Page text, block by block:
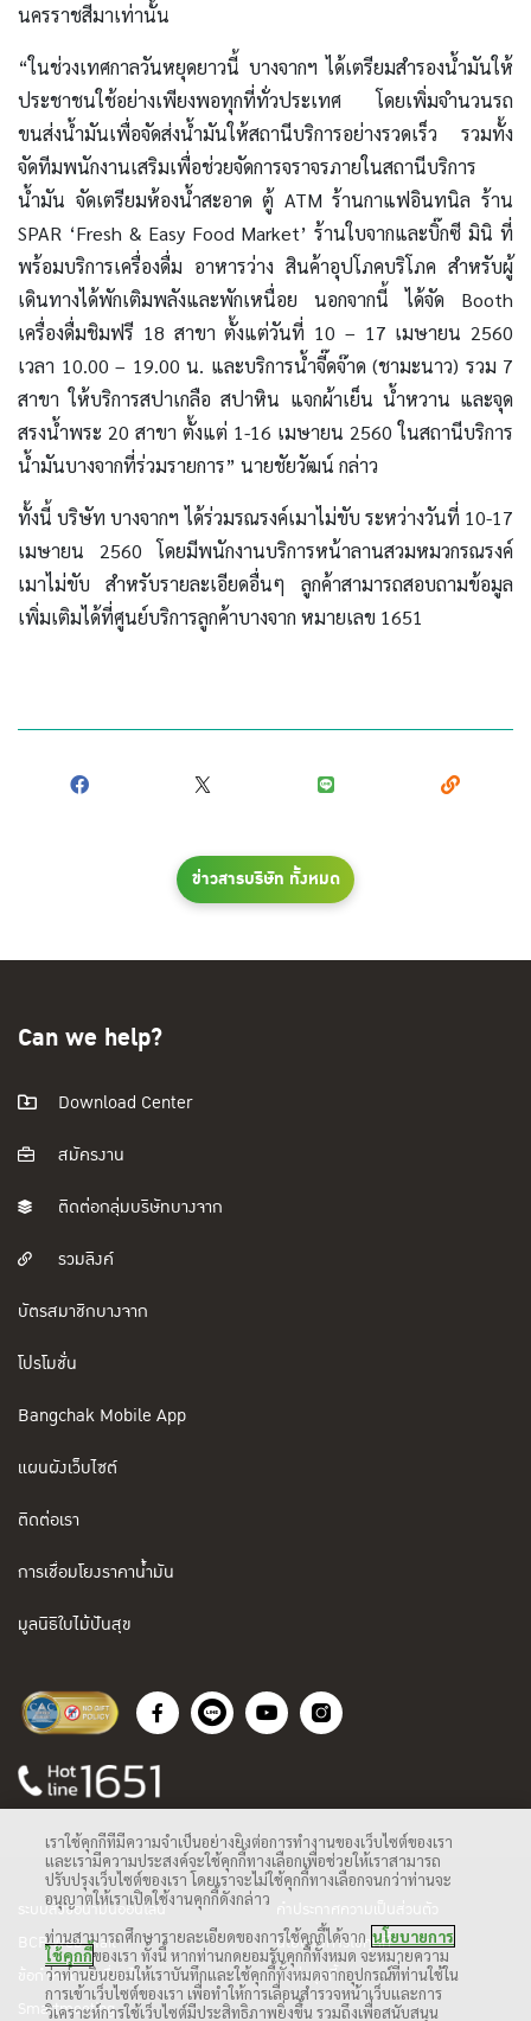
นครราชสีมาเท่านั้น
“ในช่วงเทศกาลวันหยุดยาวนี้ บางจากฯ ได้เตรียมสำรองน้ำมันให้
ประชาชนใช้อย่างเพียงพอทุกที่ทั่วประเทศ โดยเพิ่มจำนวนรถ
ขนส่งน้ำมันเพื่อจัดส่งน้ำมันให้สถานีบริการอย่างรวดเร็ว รวมทั้ง
จัดทีมพนักงานเสริมเพื่อช่วยจัดการจราจรภายในสถานีบริการ
น้ำมัน จัดเตรียมห้องน้ำสะอาด ตู้ ATM ร้านกาแฟอินทนิล ร้าน
SPAR ‘Fresh & Easy Food Market’ ร้านใบจากและบิ๊กซี มินิ ที่
พร้อมบริการเครื่องดื่ม อาหารว่าง สินค้าอุปโภคบริโภค สำหรับผู้
เดินทางได้พักเติมพลังและพักเหนื่อย นอกจากนี้ ได้จัด Booth
เครื่องดื่มชิมฟรี 18 สาขา ตั้งแต่วันที่ 10 – 17 เมษายน 2560
เวลา 10.00 – 19.00 น. และบริการน้ำจี๊ดจ๊าด (ชามะนาว) รวม 7
สาขา ให้บริการสปาเกลือ สปาหิน แจกผ้าเย็น น้ำหวาน และจุด
สรงน้ำพระ 20 สาขา ตั้งแต่ 1-16 เมษายน 2560 ในสถานีบริการ
น้ำมันบางจากที่ร่วมรายการ” นายชัยวัฒน์ กล่าว
ทั้งนี้ บริษัท บางจากฯ ได้ร่วมรณรงค์เมาไม่ขับ ระหว่างวันที่ 10-17
เมษายน 2560 โดยมีพนักงานบริการหน้าลานสวมหมวกรณรงค์
เมาไม่ขับ สำหรับรายละเอียดอื่นๆ ลูกค้าสามารถสอบถามข้อมูล
เพิ่มเติมได้ที่ศูนย์บริการลูกค้าบางจาก หมายเลข 1651
ข่าวสารบริษัท ทั้งหมด
Can we help?
Download Center
สมัครงาน
ติดต่อกลุ่มบริษัทบางจาก
รวมลิงค์
บัตรสมาชิกบางจาก
โปรโมชั่น
Bangchak Mobile App
แผนผังเว็บไซต์
ติดต่อเรา
การเชื่อมโยงราคาน้ำมัน
มูลนิธิใบไม้ปันสุข
ระบบสั่งซื้อน้ำมันออนไลน์
BCP Web Mail
ข้อกำหนดและเงื่อนไข
Smartmeeting
นโยบายการใช้คุกกี้
ตั้งค่าคุกกี้
เราใช้คุกกี้ที่มีความจำเป็นอย่างยิ่งต่อการทำงานของเว็บไซต์ของเรา
และเรามีความประสงค์จะใช้คุกกี้ทางเลือกเพื่อช่วยให้เราสามารถ
ปรับปรุงเว็บไซต์ของเรา โดยเราจะไม่ใช้คุกกี้ทางเลือกจนกว่าท่านจะ
อนุญาตให้เราเปิดใช้งานคุกกี้ดังกล่าว
ท่านสามารถศึกษารายละเอียดของการใช้คุกกี้ได้จาก นโยบายการ
ใช้คุกกี้ของเรา ทั้งนี้ หากท่านกดยอมรับคุกกี้ทั้งหมด จะหมายความ
ว่าท่านยินยอมให้เราบันทึกและใช้คุกกี้ทั้งหมดจากอุปกรณ์ที่ท่านใช้ใน
การเข้าเว็บไซต์ของเรา เพื่อทำให้การเลื่อนสำรวจหน้าเว็บและการ
วิเคราะห์การใช้เว็บไซต์มีประสิทธิภาพยิ่งขึ้น รวมถึงเพื่อสนับสนุน